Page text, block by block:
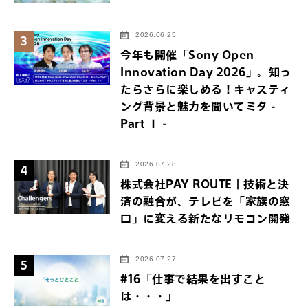
3 2026.06.25
今年も開催「Sony Open
Innovation Day 2026」。知っ
たらさらに楽しめる！キャスティ
ング背景と魅力を聞いてミタ -
Part Ⅰ -
4 2026.07.28
株式会社PAY ROUTE｜技術と決
済の融合が、テレビを「家族の窓
口」に変える新たなリモコン開発
5 2026.07.27
#16「仕事で結果を出すこと
は・・・」